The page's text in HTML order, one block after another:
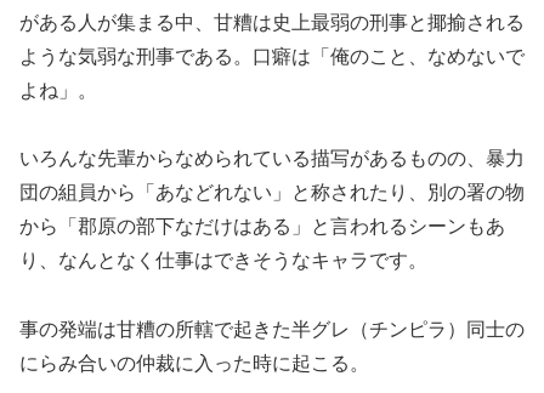
がある人が集まる中、甘糟は史上最弱の刑事と揶揄される
ような気弱な刑事である。口癖は「俺のこと、なめないで
よね」。
いろんな先輩からなめられている描写があるものの、暴力
団の組員から「あなどれない」と称されたり、別の署の物
から「郡原の部下なだけはある」と言われるシーンもあ
り、なんとなく仕事はできそうなキャラです。
事の発端は甘糟の所轄で起きた半グレ（チンピラ）同士の
にらみ合いの仲裁に入った時に起こる。